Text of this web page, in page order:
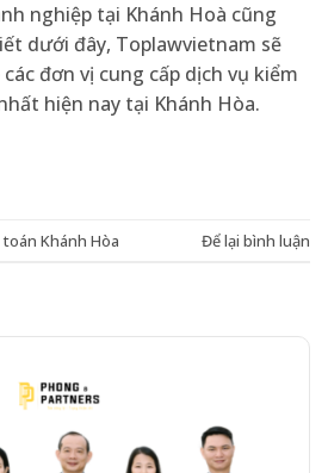
nghiệp tại Khánh Hoà cũng
dưới đây, Toplawvietnam sẽ
đơn vị cung cấp dịch vụ kiểm
hiện nay tại Khánh Hòa.
Khánh Hòa Để lại bình luận